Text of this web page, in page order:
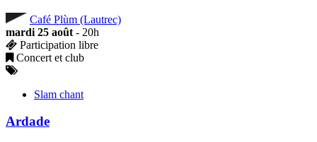
Café Plùm (Lautrec)
mardi 25 août - 20h
Participation libre
Concert et club
Slam chant
Ardade